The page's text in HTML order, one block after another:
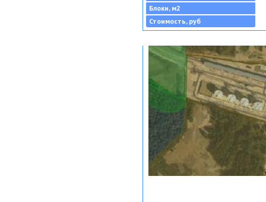
Блоки, м2
Стоимость, руб